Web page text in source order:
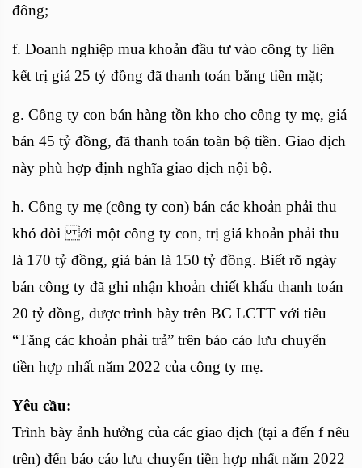
đông;
f. Doanh nghiệp mua khoản đầu tư vào công ty liên
kết trị giá 25 tỷ đồng đã thanh toán bằng tiền mặt;
g. Công ty con bán hàng tồn kho cho công ty mẹ, giá
bán 45 tỷ đồng, đã thanh toán toàn bộ tiền. Giao dịch
này phù hợp định nghĩa giao dịch nội bộ.
h. Công ty mẹ (công ty con) bán các khoản phải thu
khó đòi ới một công ty con, trị giá khoản phải thu
là 170 tỷ đồng, giá bán là 150 tỷ đồng. Biết rõ ngày
bán công ty đã ghi nhận khoản chiết khấu thanh toán
20 tỷ đồng, được trình bày trên BC LCTT với tiêu
“Tăng các khoản phải trả” trên báo cáo lưu chuyển
tiền hợp nhất năm 2022 của công ty mẹ.
Yêu cầu:
Trình bày ảnh hưởng của các giao dịch (tại a đến f nêu
trên) đến báo cáo lưu chuyển tiền hợp nhất năm 2022